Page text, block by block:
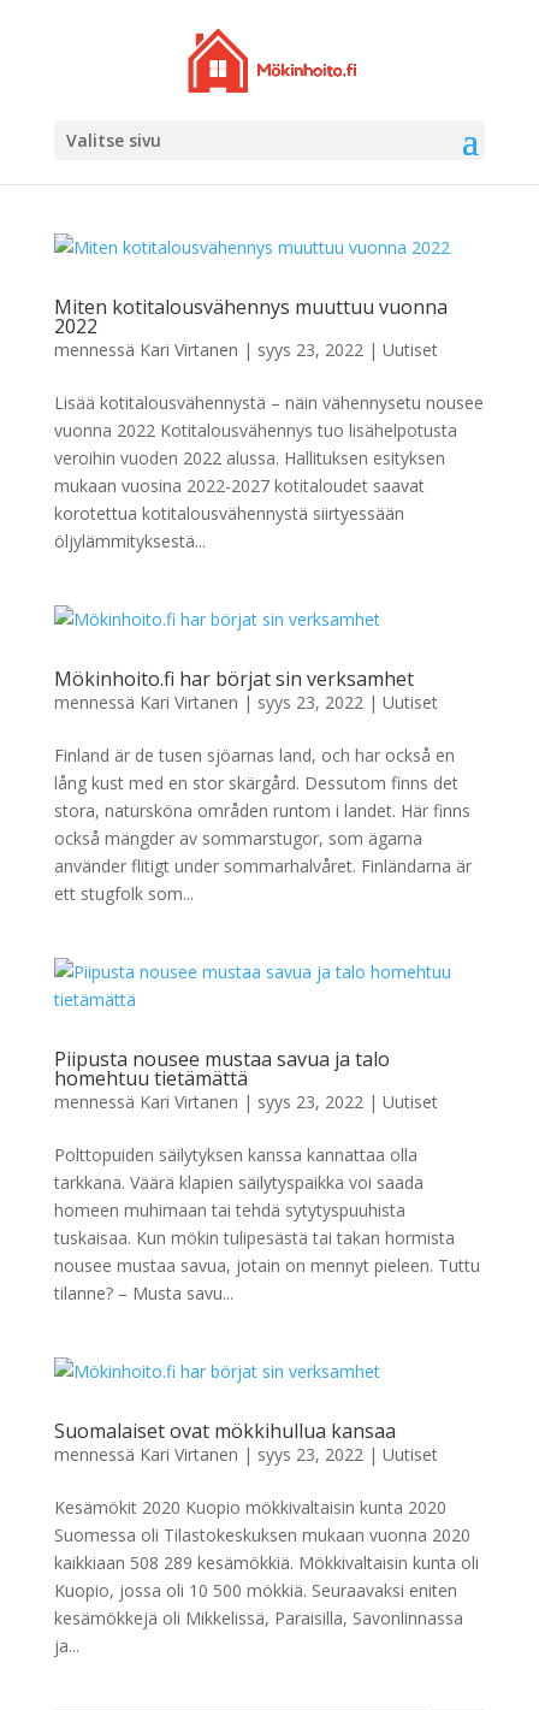
Valitse sivu
Miten kotitalousvähennys muuttuu vuonna
2022
mennessä Kari Virtanen | syys 23, 2022| Uutiset
Lisää kotitalousvähennystä – näin vähennysetu nousee
vuonna 2022 Kotitalousvähennys tuo lisähelpotusta
veroihin vuoden 2022 alussa. Hallituksen esityksen
mukaan vuosina 2022-2027 kotitaloudet saavat
korotettua kotitalousvähennystä siirtyessään
öljylämmityksestä...
Mökinhoito.fi har börjat sin verksamhet
mennessä Kari Virtanen | syys 23, 2022| Uutiset
Finland är de tusen sjöarnas land, och har också en
lång kust med en stor skärgård. Dessutom finns det
stora, natursköna områden runtom i landet. Här finns
också mängder av sommarstugor, som ägarna
använder flitigt under sommarhalvåret. Finländarna är
ett stugfolk som...
Piipusta nousee mustaa savua ja talo
homehtuu tietämättä
mennessä Kari Virtanen | syys 23, 2022| Uutiset
Polttopuiden säilytyksen kanssa kannattaa olla
tarkkana. Väärä klapien säilytyspaikka voi saada
homeen muhimaan tai tehdä sytytyspuuhista
tuskaisaa. Kun mökin tulipesästä tai takan hormista
nousee mustaa savua, jotain on mennyt pieleen. Tuttu
tilanne? – Musta savu...
Suomalaiset ovat mökkihullua kansaa
mennessä Kari Virtanen | syys 23, 2022| Uutiset
Kesämökit 2020 Kuopio mökkivaltaisin kunta 2020
Suomessa oli Tilastokeskuksen mukaan vuonna 2020
kaikkiaan 508 289 kesämökkiä. Mökkivaltaisin kunta oli
Kuopio, jossa oli 10 500 mökkiä. Seuraavaksi eniten
kesämökkejä oli Mikkelissä, Paraisilla, Savonlinnassa
ja...